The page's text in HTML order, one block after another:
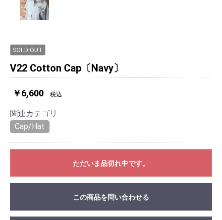
SOLD OUT
V22 Cotton Cap〔Navy〕
￥6,600 税込
関連カテゴリ
Cap/Hat
ただいま品切れ中です。
この商品を問い合わせる